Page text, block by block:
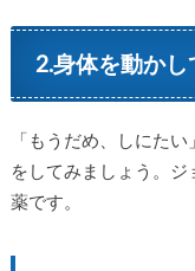
2.身体を動かし
「もうだめ、しにた
をしてみましょう。
薬です。